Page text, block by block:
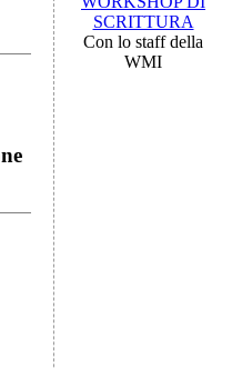
SCRITTURA
Con lo staff della
WMI